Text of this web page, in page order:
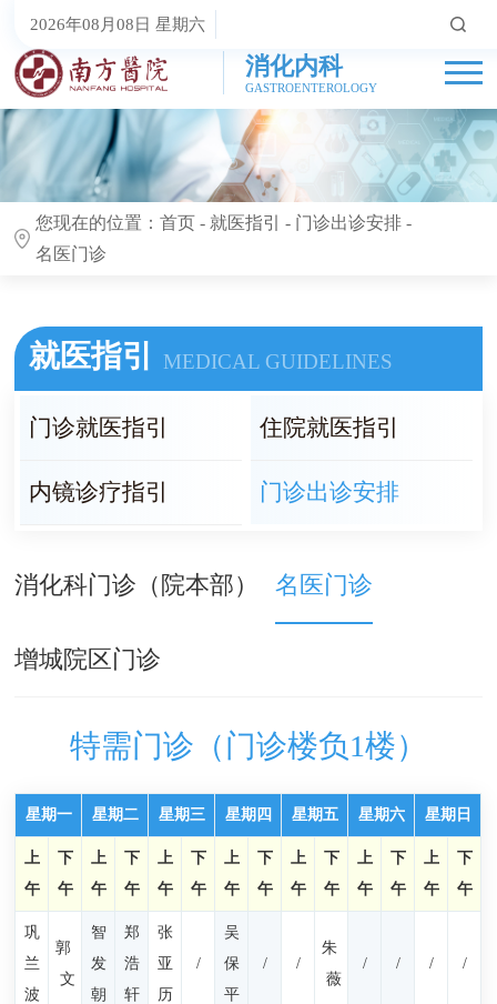
2026年08月08日 星期六
消化内科
GASTROENTEROLOGY
您现在的位置：首页 - 就医指引 - 门诊出诊安排 -
名医门诊
就医指引 MEDICAL GUIDELINES
门诊就医指引 住院就医指引
内镜诊疗指引 门诊出诊安排
消化科门诊（院本部） 名医门诊
增城院区门诊
特需门诊（门诊楼负1楼）
星期一 星期二 星期三 星期四 星期五 星期六 星期日
上
午
下
午
上
午
下
午
上
午
下
午
上
午
下
午
上
午
下
午
上
午
下
午
上
午
下
午
巩
兰
波
郭
文
智
发
朝
郑
浩
轩
张
亚
历
/
吴
保
平
/ /
朱
薇
/ / / /